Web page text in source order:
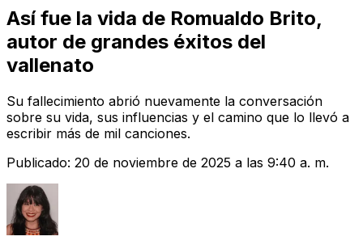
Así fue la vida de Romualdo Brito,
autor de grandes éxitos del
vallenato
Su fallecimiento abrió nuevamente la conversación
sobre su vida, sus influencias y el camino que lo llevó a
escribir más de mil canciones.
Publicado: 20 de noviembre de 2025 a las 9:40 a. m.